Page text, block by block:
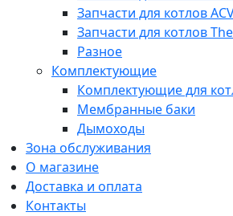
Запчасти для котлов
Запчасти для котлов
Разное
Комплектующие
Комплектующие для
Мембранные баки
Дымоходы
Зона обслуживания
О магазине
Доставка и оплата
Контакты